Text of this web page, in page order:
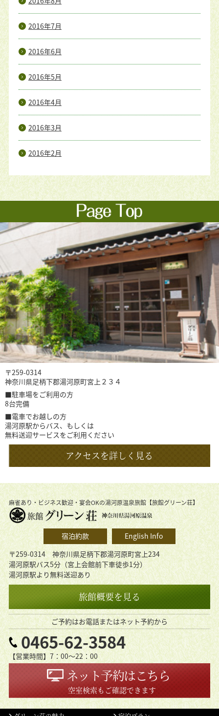
2016年7月
2016年6月
2016年5月
2016年4月
2016年3月
2016年2月
〒259-0314
神奈川県足柄下郡湯河原町宮上２３４
■駐車場をご利用の方
8台完備
■電車でお越しの方
湯河原駅からバス、もしくは
無料送迎サービスをご利用ください
アクセスを詳しく見る
麻雀あり・ビジネス歓迎・宴会OKの湯河原温泉旅館【旅館グリーン荘】
宿泊約款
English Info
〒259-0314 神奈川県足柄下郡湯河原町宮上234
湯河原駅バス5分（宮上会館前下車徒歩1分）
湯河原駅より無料送迎あり
旅館概要を見る
ご予約はお電話またはネット予約から
0465-62-3584
【営業時間】7：00〜22：00
ネット予約はこちら
空室検索もご確認できます